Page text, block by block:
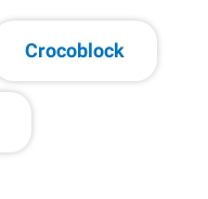
Crocoblock